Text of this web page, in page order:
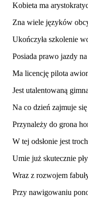
Kobieta ma
Zna wiele języków
Ukończyła szkolenie
Posiada prawo jazdy
Ma licencję pilota
Jest utalentowaną
Na co dzień zajmuje
Przynależy do grona
W tej odsłonie jest
Umie już skutecznie
Wraz z rozwojem
Przy nawigowaniu